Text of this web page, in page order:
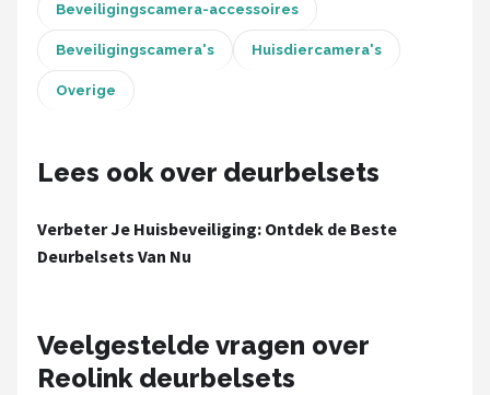
Beveiligingscamera-accessoires
Beveiligingscamera's Huisdiercamera's
Overige
Lees ook over deurbelsets
Verbeter Je Huisbeveiliging: Ontdek de Beste
Deurbelsets Van Nu
Veelgestelde vragen over
Reolink deurbelsets